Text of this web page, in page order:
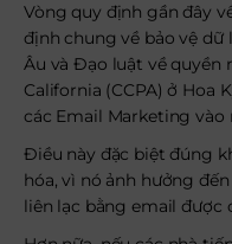
Vòng quy định gần đây
định chung về bảo vệ dữ
Âu và Đạo luật về quyền
California (CCPA) ở Hoa
các Email Marketing vào
Điều này đặc biệt đúng
hóa, vì nó ảnh hưởng
liên lạc bằng email được